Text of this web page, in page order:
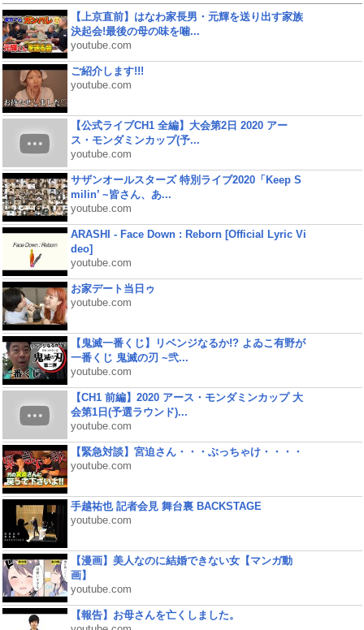
【上京直前】はなわ家長男・元輝を送り出す家族
決起会!最後の母の味を噛...
youtube.com
ご紹介します!!!
youtube.com
【公式ライブCH1 全編】大会第2日 2020 アー
ス・モンダミンカップ(予...
youtube.com
サザンオールスターズ 特別ライブ2020「Keep S
milin’ ~皆さん、あ...
youtube.com
ARASHI - Face Down : Reborn [Official Lyric Vi
deo]
youtube.com
お家デート当日ゥ
youtube.com
【鬼滅一番くじ】リベンジなるか!? よゐこ有野が
一番くじ 鬼滅の刃 ~弐...
youtube.com
【CH1 前編】2020 アース・モンダミンカップ 大
会第1日(予選ラウンド)...
youtube.com
【緊急対談】宮迫さん・・・ぶっちゃけ・・・・
youtube.com
手越祐也 記者会見 舞台裏 BACKSTAGE
youtube.com
【漫画】美人なのに結婚できない女【マンガ動
画】
youtube.com
【報告】お母さんを亡くしました。